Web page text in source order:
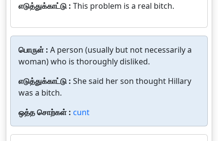
எடுத்துக்காட்டு : This problem is a real bitch.
பொருள் : A person (usually but not necessarily a
woman) who is thoroughly disliked.
எடுத்துக்காட்டு : She said her son thought Hillary
was a bitch.
ஒத்த சொற்கள் : cunt